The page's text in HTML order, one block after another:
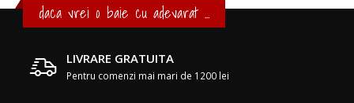
daca vrei o baie cu adevarat ...
LIVRARE GRATUITA
Pentru comenzi mai mari de 1200 lei